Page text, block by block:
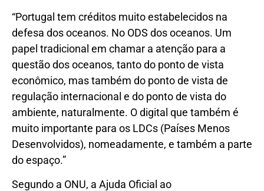
“Portugal tem créditos muito estabelecidos na
defesa dos oceanos. No ODS dos oceanos. Um
papel tradicional em chamar a atenção para a
questão dos oceanos, tanto do ponto de vista
econômico, mas também do ponto de vista de
regulação internacional e do ponto de vista do
ambiente, naturalmente. O digital que também é
muito importante para os LDCs (Países Menos
Desenvolvidos), nomeadamente, e também a parte
do espaço.”
Segundo a ONU, a Ajuda Oficial ao